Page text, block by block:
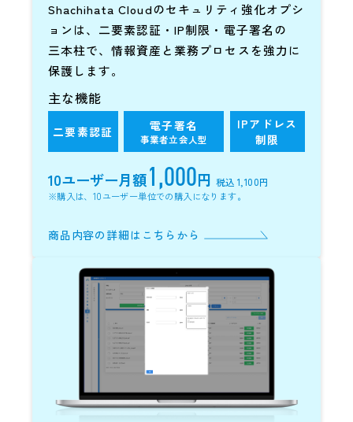
Shachihata Cloudのセキュリティ強化オプシ
ョンは、二要素認証・IP制限・電子署名の
三本柱で、情報資産と業務プロセスを強力に
保護します。
主な機能
二要素認証
IPアドレス
制限
電子署名
事業者立会人型
10ユーザー月額1,000円税込 1,100円
※購入は、10ユーザー単位での購入になります。
商品内容の詳細はこちらから